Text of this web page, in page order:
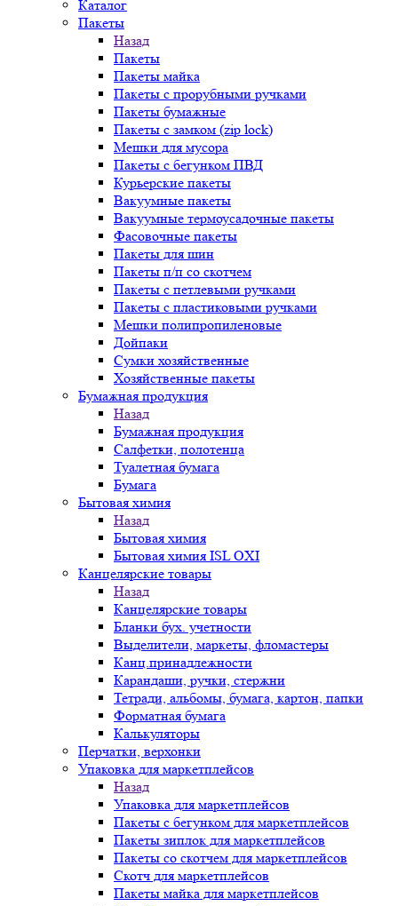
Каталог
Пакеты
Назад
Пакеты
Пакеты майка
Пакеты с прорубными ручками
Пакеты бумажные
Пакеты с замком (zip lock)
Мешки для мусора
Пакеты с бегунком ПВД
Курьерские пакеты
Вакуумные пакеты
Вакуумные термоусадочные пакеты
Фасовочные пакеты
Пакеты для шин
Пакеты п/п со скотчем
Пакеты с петлевыми ручками
Пакеты с пластиковыми ручками
Мешки полипропиленовые
Дойпаки
Сумки хозяйственные
Хозяйственные пакеты
Бумажная продукция
Назад
Бумажная продукция
Салфетки, полотенца
Туалетная бумага
Бумага
Бытовая химия
Назад
Бытовая химия
Бытовая химия ISL OXI
Канцелярские товары
Назад
Канцелярские товары
Бланки бух. учетности
Выделители, маркеты, фломастеры
Канц.принадлежности
Карандаши, ручки, стержни
Тетради, альбомы, бумага, картон, папки
Форматная бумага
Калькуляторы
Перчатки, верхонки
Упаковка для маркетплейсов
Назад
Упаковка для маркетплейсов
Пакеты с бегунком для маркетплейсов
Пакеты зиплок для маркетплейсов
Пакеты со скотчем для маркетплейсов
Скотч для маркетплейсов
Пакеты майка для маркетплейсов